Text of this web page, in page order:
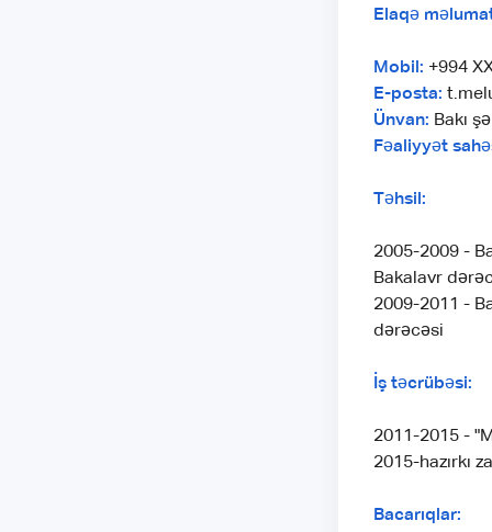
Elaqə
Mobil: +994
E-posta:
Ünvan: Bakı
Fəaliyyət
Təhsil:
2005-2009 -
Bakalavr
2009-2011 -
dərəcəsi
İş təcrübəsi:
2011-2015 -
2015-hazırkı
Bacarıqlar: